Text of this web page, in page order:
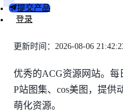
提交产品
登录
B宅网
更新时间：2026-08-06
优秀的ACG资源网站。每
P站图集、cos美图，提供
萌化资源。